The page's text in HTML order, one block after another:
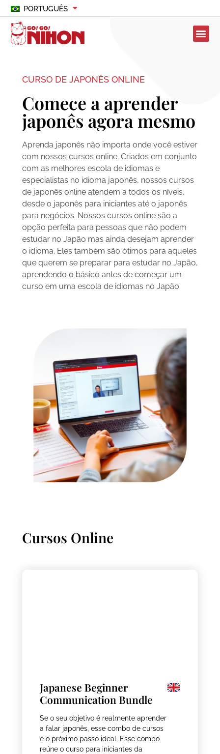
PORTUGUÊS
CURSO DE JAPONÊS ONLINE
Comece a aprender
japonês agora mesmo
Aprenda japonês não importa onde você estiver
com nossos cursos online. Criados em conjunto
com as melhores escola de idiomas e
especialistas no idioma japonês, nossos cursos
de japonês online atendem a todos os níveis,
desde o japonês para iniciantes até o japonês
para negócios. Nossos cursos online são a
opção perfeita para pessoas que não podem
estudar no Japão mas ainda desejam aprender
o idioma. Eles também são ótimos para aqueles
que querem se preparar para estudar no Japão,
aprendendo o básico antes de começar um
curso em uma escola de idiomas no Japão.
Cursos Online
Japanese Beginner
Communication Bundle
Se o seu objetivo é realmente aprender
a falar japonês, esse combo de cursos
é o próximo passo ideal. Esse combo
reúne o curso para iniciantes da